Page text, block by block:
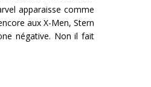
apparaisse comme
aux X-Men, Stern
négative. Non il fait